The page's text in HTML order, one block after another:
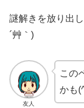
謎解きを放り出
´艸｀)
友人
この
かも